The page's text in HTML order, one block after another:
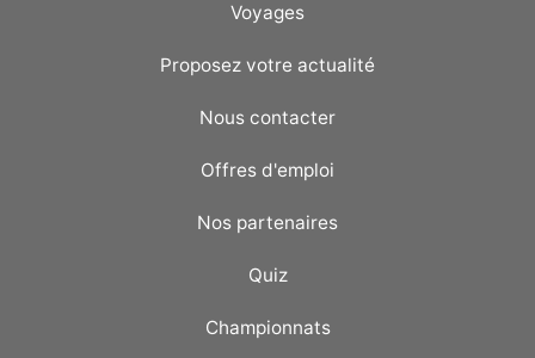
Voyages
Proposez votre actualité
Nous contacter
Offres d'emploi
Nos partenaires
Quiz
Championnats